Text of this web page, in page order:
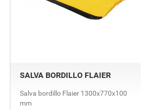
SALVA BORDILLO FLAIER
Salva bordillo Flaier 1300x770x100
mm